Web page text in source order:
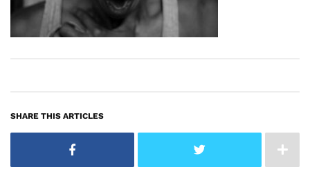
SHARE THIS ARTICLES